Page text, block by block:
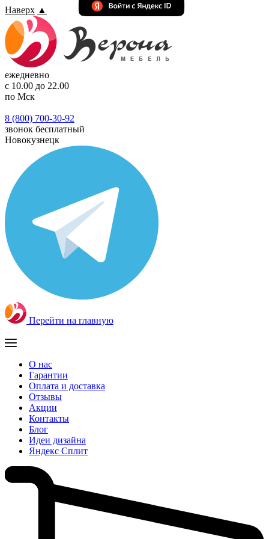
Наверх ▲
ежедневно
с 10.00 до 22.00
по Мск
8 (800) 700-30-92
звонок бесплатный
Новокузнецк
Перейти на главную
О нас
Гарантии
Оплата и доставка
Отзывы
Акции
Контакты
Блог
Идеи дизайна
Яндекс Сплит